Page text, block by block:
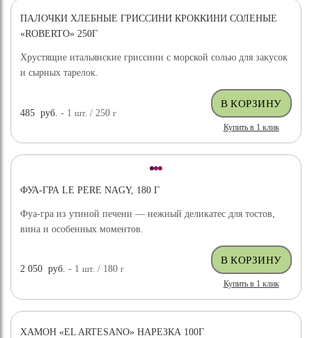
ПАЛОЧКИ ХЛЕБНЫЕ ГРИССИНИ КРОККИНИ СОЛЕНЫЕ
«ROBERTO» 250Г
Хрустящие итальянские гриссини с морской солью для закусок
и сырных тарелок.
485 руб. - 1шт. / 250г
Купить в 1 клик
ФУА-ГРА LE PERE NAGY, 180 Г
Фуа-гра из утиной печени — нежный деликатес для тостов,
вина и особенных моментов.
2 050 руб. - 1шт. / 180г
Купить в 1 клик
ХАМОН «EL ARTESANO» НАРЕЗКА 100Г